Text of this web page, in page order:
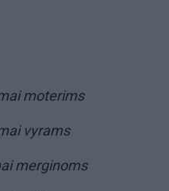
moterims
vyrams
merginoms